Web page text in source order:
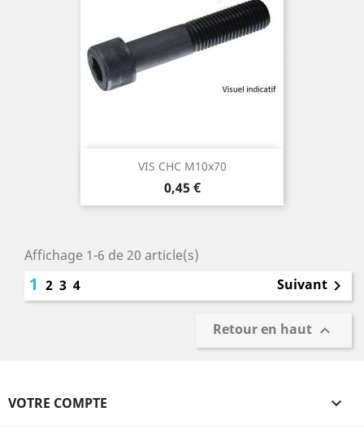
VIS CHC M10x70
Prix
0,45 €
Affichage 1-6 de 20 article(s)
1 2 3 4 Suivant 
Retour en haut 
VOTRE COMPTE 